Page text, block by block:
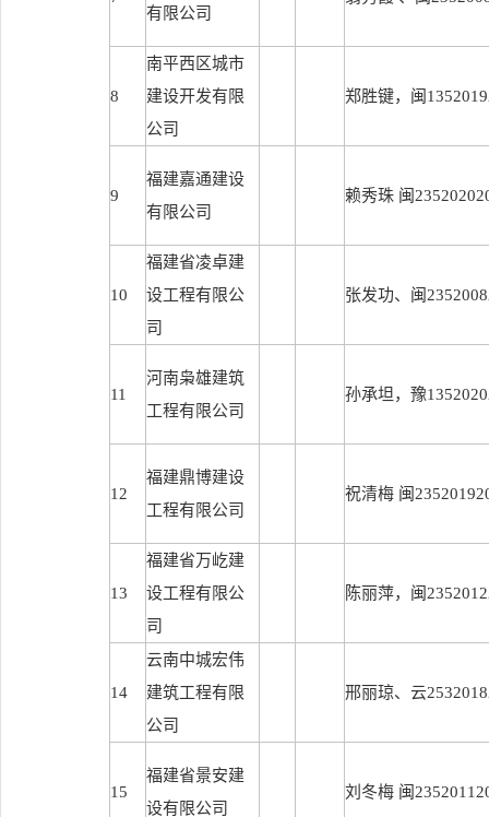
有限公司
8
南平西区城市
建设开发有限
公司
郑胜键，闽
9
福建嘉通建设
有限公司
赖秀珠 闽
10
福建省凌卓建
设工程有限公
司
张发功、闽
11
河南枭雄建筑
工程有限公司
孙承坦，豫
12
福建鼎博建设
工程有限公司
祝清梅 闽
13
福建省万屹建
设工程有限公
司
陈丽萍，闽
14
云南中城宏伟
建筑工程有限
公司
邢丽琼、云
15
福建省景安建
设有限公司
刘冬梅 闽